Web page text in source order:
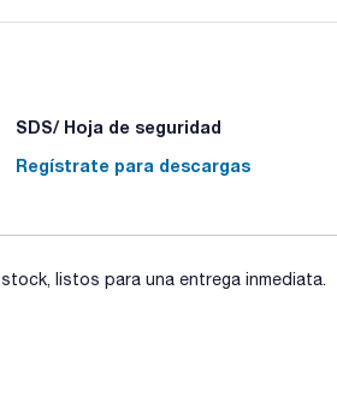
SDS/ Hoja de seguridad
Regístrate para descargas
listos para una entrega inmediata.